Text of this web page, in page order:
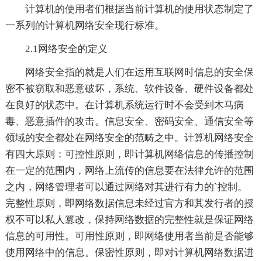
计算机的使用者们根据当前计算机的使用状态制定了
一系列的计算机网络安全现行标准。
2.1网络安全的定义
网络安全指的就是人们在运用互联网时信息的安全保
密不被窃取和恶意破坏，系统、软件设备、硬件设备都处
在良好的状态中。在计算机系统运行时不会受到木马病
毒、恶意插件的攻击。信息安全、密码安全、通信安全等
领域的安全都处在网络安全的范畴之中。计算机网络安全
有四大原则：可控性原则，即计算机网络信息的传播控制
在一定的范围内，网络上流传的信息要在法律允许的范围
之内，网络管理者可以通过网络对其进行有力的`控制。
完整性原则，即网络数据信息未经过官方和其发行者的授
权不可以私人篡改，保持网络数据的完整性就是保证网络
信息的可用性。可用性原则，即网络使用者当前是否能够
使用网络中的信息。保密性原则，即对计算机网络数据进